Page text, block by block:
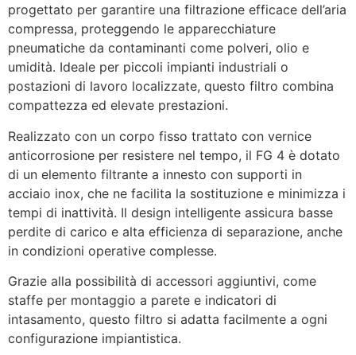
progettato per garantire una filtrazione efficace dell’aria
compressa, proteggendo le apparecchiature
pneumatiche da contaminanti come polveri, olio e
umidità. Ideale per piccoli impianti industriali o
postazioni di lavoro localizzate, questo filtro combina
compattezza ed elevate prestazioni.
Realizzato con un corpo fisso trattato con vernice
anticorrosione per resistere nel tempo, il FG 4 è dotato
di un elemento filtrante a innesto con supporti in
acciaio inox, che ne facilita la sostituzione e minimizza i
tempi di inattività. Il design intelligente assicura basse
perdite di carico e alta efficienza di separazione, anche
in condizioni operative complesse.
Grazie alla possibilità di accessori aggiuntivi, come
staffe per montaggio a parete e indicatori di
intasamento, questo filtro si adatta facilmente a ogni
configurazione impiantistica.